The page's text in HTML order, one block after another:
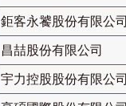
鉅客永饕股份有限公司
昌喆股份有限公司
宇力控股股份有限公司